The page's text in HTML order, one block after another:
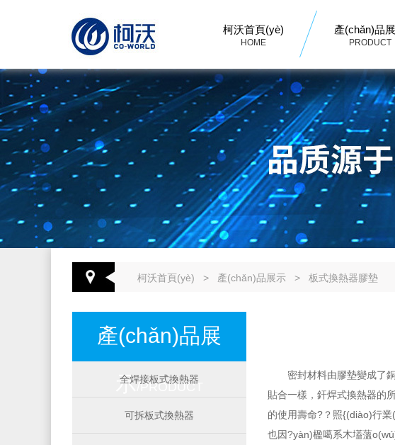
柯沃首頁(yè)
HOME
產(chǎn)品
PRODUCT
柯沃首頁(yè) > 產(chǎn)品展示 > 板式換熱器膠墊
產(chǎn)品展
示 /PRODUCT
全焊接板式換熱器
可拆板式換熱器
密封材料由膠墊變成了銅
貼合一樣，釬焊式換熱
的使用壽命?？照
也因?yàn)楹噶系木壒薀